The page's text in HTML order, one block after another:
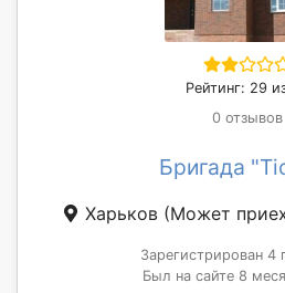
Рейтинг: 29
0 отзывов
Бригада
Харьков (Может
Зарегистрирован 4
Был на сайте 8